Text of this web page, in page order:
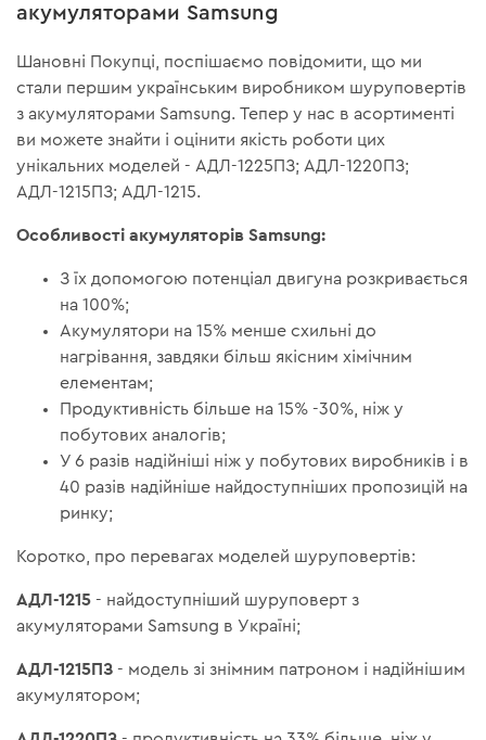
акумуляторами Samsung
Шановні Покупці, поспішаємо повідомити, що ми
стали першим українським виробником шуруповертів
з акумуляторами Samsung. Тепер у нас в асортименті
ви можете знайти і оцінити якість роботи цих
унікальних моделей - АДЛ-1225ПЗ; АДЛ-1220ПЗ;
АДЛ-1215ПЗ; АДЛ-1215.
Особливості акумуляторів Samsung:
З їх допомогою потенціал двигуна розкривається
на 100%;
Акумулятори на 15% менше схильні до
нагрівання, завдяки більш якісним хімічним
елементам;
Продуктивність більше на 15% -30%, ніж у
побутових аналогів;
У 6 разів надійніші ніж у побутових виробників і в
40 разів надійніше найдоступніших пропозицій на
ринку;
Коротко, про перевагах моделей шуруповертів:
АДЛ-1215 - найдоступніший шуруповерт з
акумуляторами Samsung в Україні;
АДЛ-1215ПЗ - модель зі знімним патроном і надійнішим
акумулятором;